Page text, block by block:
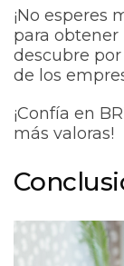
¡No esperes
para obtener
descubre
de los
¡Confía en
más valoras!